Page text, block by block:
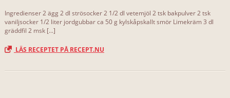
Ingredienser 2 ägg 2 dl strösocker 2 1/2 dl vetemjöl 2 tsk bakpulver 2 tsk
vaniljsocker 1/2 liter jordgubbar ca 50 g kylskåpskallt smör Limekräm 3 dl
gräddfil 2 msk [...]
LÄS RECEPTET PÅ RECEPT.NU